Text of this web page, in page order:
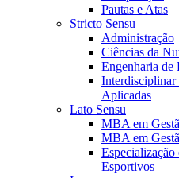
Pautas e Atas
Stricto Sensu
Administração
Ciências da
Engenharia de
Interdisciplinar
Aplicadas
Lato Sensu
MBA em
MBA em
Especialização
Esportivos